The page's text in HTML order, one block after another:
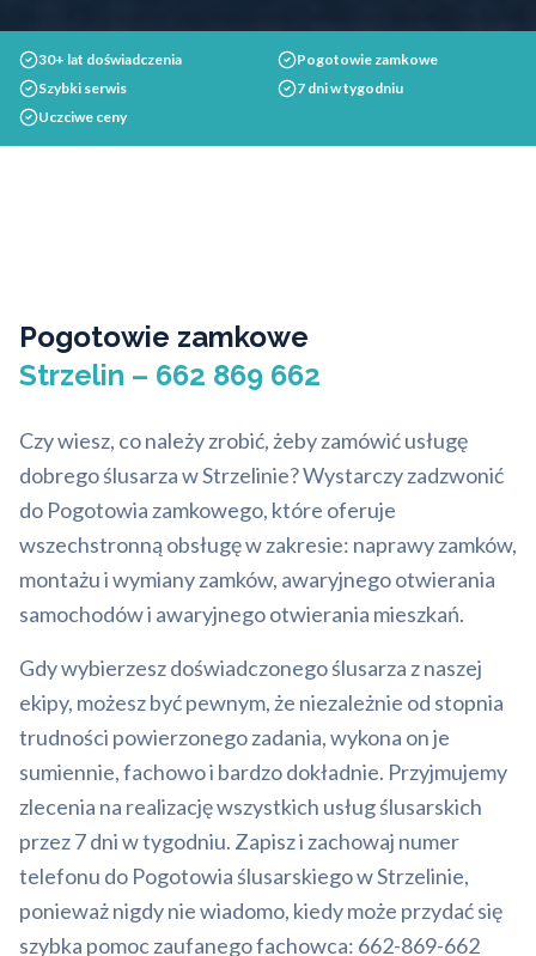
30+ lat doświadczenia
Pogotowie zamkowe
Szybki serwis
7 dni w tygodniu
Uczciwe ceny
Pogotowie zamkowe
Strzelin – 662 869 662
Czy wiesz, co należy zrobić, żeby zamówić usługę
dobrego ślusarza w Strzelinie? Wystarczy zadzwonić
do Pogotowia zamkowego, które oferuje
wszechstronną obsługę w zakresie: naprawy zamków,
montażu i wymiany zamków, awaryjnego otwierania
samochodów i awaryjnego otwierania mieszkań.
Gdy wybierzesz doświadczonego ślusarza z naszej
ekipy, możesz być pewnym, że niezależnie od stopnia
trudności powierzonego zadania, wykona on je
sumiennie, fachowo i bardzo dokładnie. Przyjmujemy
zlecenia na realizację wszystkich usług ślusarskich
przez 7 dni w tygodniu. Zapisz i zachowaj numer
telefonu do Pogotowia ślusarskiego w Strzelinie,
ponieważ nigdy nie wiadomo, kiedy może przydać się
szybka pomoc zaufanego fachowca: 662-869-662